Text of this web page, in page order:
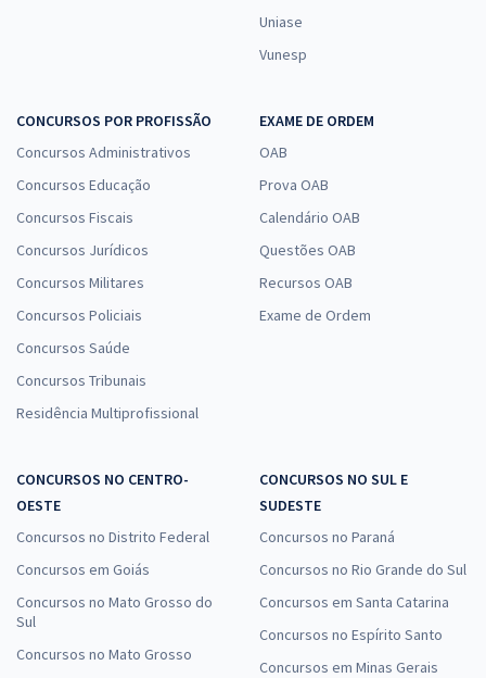
Uniase
Vunesp
CONCURSOS POR PROFISSÃO
Concursos Administrativos
Concursos Educação
Concursos Fiscais
Concursos Jurídicos
Concursos Militares
Concursos Policiais
Concursos Saúde
Concursos Tribunais
Residência Multiprofissional
EXAME DE ORDEM
OAB
Prova OAB
Calendário OAB
Questões OAB
Recursos OAB
Exame de Ordem
CONCURSOS NO CENTRO-
OESTE
Concursos no Distrito Federal
Concursos em Goiás
Concursos no Mato Grosso do
Sul
Concursos no Mato Grosso
CONCURSOS NO SUL E
SUDESTE
Concursos no Paraná
Concursos no Rio Grande do Sul
Concursos em Santa Catarina
Concursos no Espírito Santo
Concursos em Minas Gerais